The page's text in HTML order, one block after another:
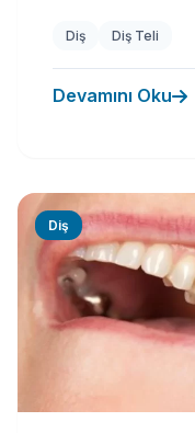
Diş Diş Teli
Devamını Oku
Diş